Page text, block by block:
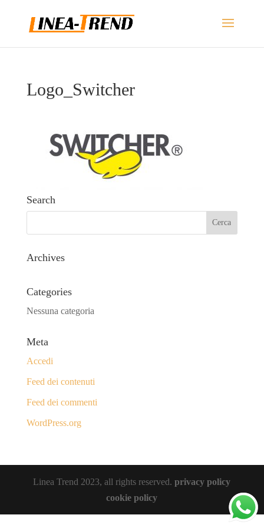
Logo_Switcher
Search
Archives
Categories
Nessuna categoria
Meta
Accedi
Feed dei contenuti
Feed dei commenti
WordPress.org
Linea Trend 2023, all rights reserved.privacy policy
cookie policy